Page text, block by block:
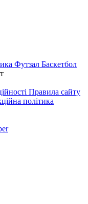
Футзал Баскетбол
Правила сайту
політика